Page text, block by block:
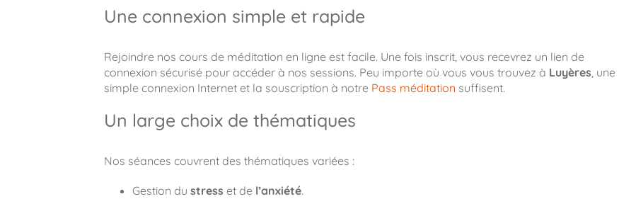
Une connexion simple et rapide
Rejoindre nos cours de méditation en ligne est facile. Une fois inscrit, vous recevrez un lien de
connexion sécurisé pour accéder à nos sessions. Peu importe où vous vous trouvez à Luyères, une
simple connexion Internet et la souscription à notre Pass méditation suffisent.
Un large choix de thématiques
Nos séances couvrent des thématiques variées :
Gestion du stress et de l’anxiété.